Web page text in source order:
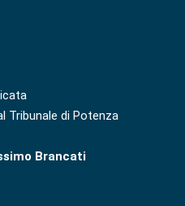
Tribunale di Potenza
Brancati